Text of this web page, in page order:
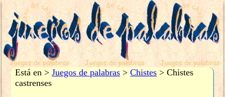
Está en >Juegos de palabras >Chistes > Chistes
castrenses